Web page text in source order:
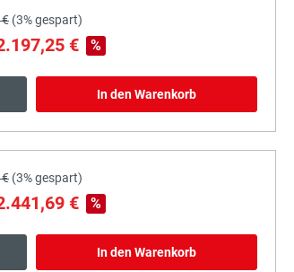
(3%gespart)
€ %
In den Warenkorb
(3%gespart)
€ %
In den Warenkorb